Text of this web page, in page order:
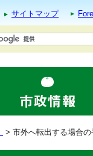
サイトマップ
> 市外へ転出する場合の